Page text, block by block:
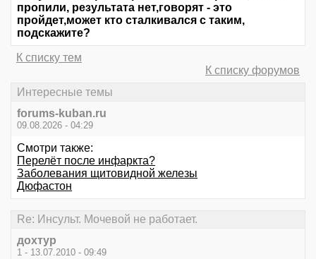
пропили, результата нет,говорят - это
пройдет,может кто сталкивался с таким,
подскажите?
К списку тем
К списку форумов
Интересные темы
forums-kuban.ru
09.08.2026 - 04:29
Смотри также:
Перелёт после инфаркта?
Заболевания щитовидной железы
Дюфастон
Re: Инсульт. Мочевой не работает.
дохтур
1 - 13.07.2010 - 09:49